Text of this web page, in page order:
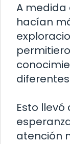
A medida
hacían
Esto
atención